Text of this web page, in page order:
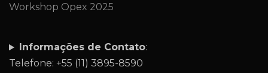
Workshop Opex 2025
Informações de Contato:
Telefone: +55 (11) 3895-8590